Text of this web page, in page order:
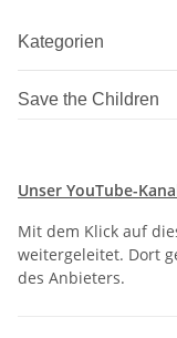
Kategorien
Save the Children
Unser YouTube-
Mit dem Klick auf
weitergeleitet. Dort
des Anbieters.